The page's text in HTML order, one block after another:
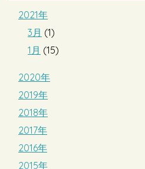
2021年
3月 (1)
1月 (15)
2020年
2019年
2018年
2017年
2016年
2015年